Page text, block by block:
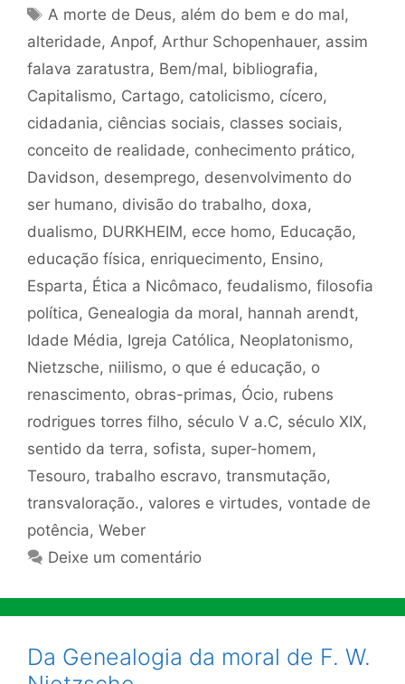
Tags
A morte de Deus, além do bem e do mal,
alteridade, Anpof, Arthur Schopenhauer, assim
falava zaratustra, Bem/mal, bibliografia,
Capitalismo, Cartago, catolicismo, cícero,
cidadania, ciências sociais, classes sociais,
conceito de realidade, conhecimento prático,
Davidson, desemprego, desenvolvimento do
ser humano, divisão do trabalho, doxa,
dualismo, DURKHEIM, ecce homo, Educação,
educação física, enriquecimento, Ensino,
Esparta, Ética a Nicômaco, feudalismo, filosofia
política, Genealogia da moral, hannah arendt,
Idade Média, Igreja Católica, Neoplatonismo,
Nietzsche, niilismo, o que é educação, o
renascimento, obras-primas, Ócio, rubens
rodrigues torres filho, século V a.C, século XIX,
sentido da terra, sofista, super-homem,
Tesouro, trabalho escravo, transmutação,
transvaloração., valores e virtudes, vontade de
potência, Weber
Deixe um comentário
Da Genealogia da moral de F. W.